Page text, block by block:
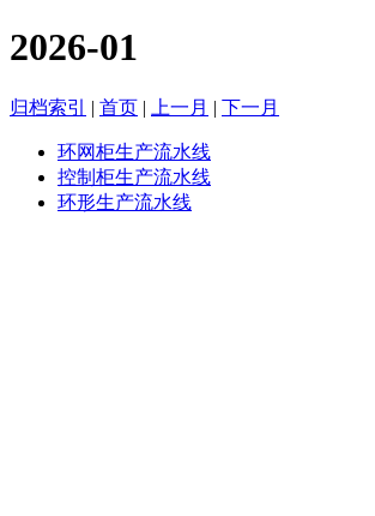
2026-01
归档索引 | 首页 | 上一月 | 下一月
环网柜生产流水线
控制柜生产流水线
环形生产流水线